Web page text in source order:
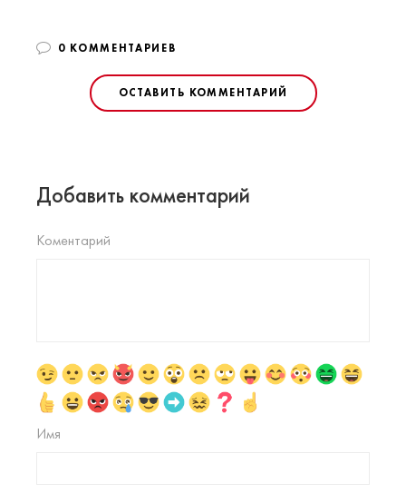
0 КОММЕНТАРИЕВ
ОСТАВИТЬ КОММЕНТАРИЙ
Добавить комментарий
Коментарий
Имя